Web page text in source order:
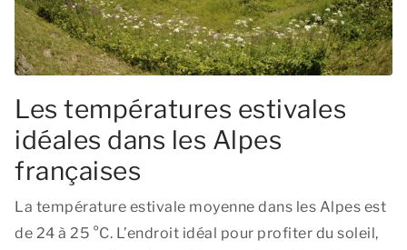
Les températures estivales
idéales dans les Alpes
françaises
La température estivale moyenne dans les Alpes est
de 24 à 25 °C. L’endroit idéal pour profiter du soleil,